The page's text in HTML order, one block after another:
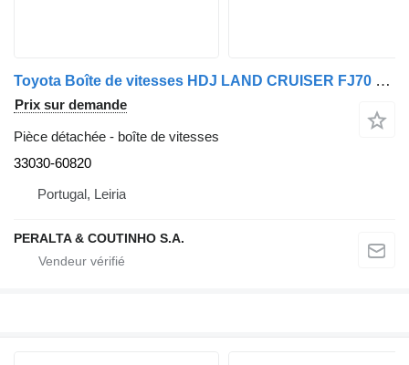
Toyota Boîte de vitesses HDJ LAND CRUISER FJ70 1HZ 4x4 33030-60820 pour automobile
Prix sur demande
Pièce détachée - boîte de vitesses
33030-60820
Portugal, Leiria
PERALTA & COUTINHO S.A.